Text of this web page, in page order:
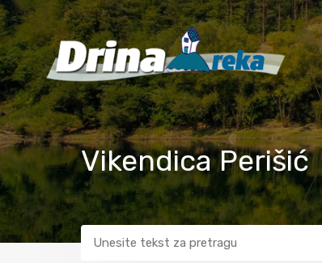
Vikendica Perišić